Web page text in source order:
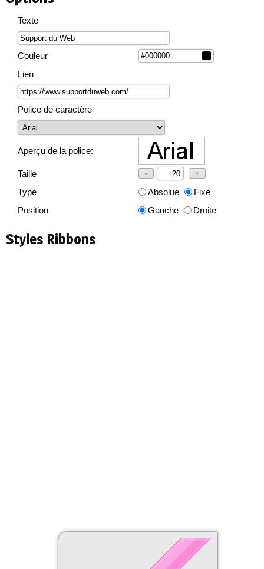
Texte
Couleur
Lien
Police de caractère
Aperçu de la police:
Taille - +
Type Absolue
Fixe
Position
Gauche Droite
Styles Ribbons